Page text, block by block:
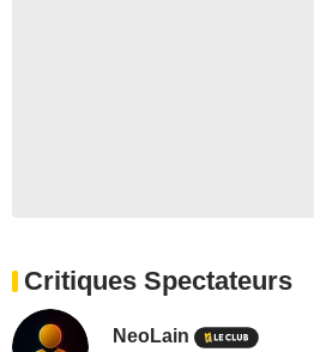
Critiques Spectateurs
NeoLain